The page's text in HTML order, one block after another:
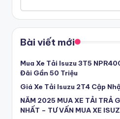
-
Đ
ạ
L
ý
U
Bài viết mới
Mua Xe Tải Isuzu 3T5
Đãi Gần 50 Triệu
Giá Xe Tải Isuzu 2T4 Cập
NĂM 2025 MUA XE TẢI TRẢ
NHẤT – TƯ VẤN MUA XE